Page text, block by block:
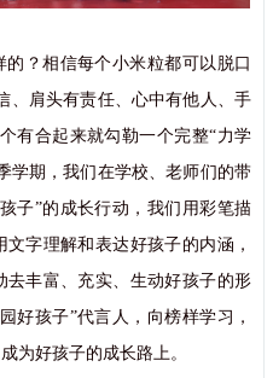
？相信每个小米粒都可以脱口
肩头有责任、心中有他人、手
有合起来就勾勒一个完整“力学
学期，我们在学校、老师们的带
子”的成长行动，我们用彩笔描
字理解和表达好孩子的内涵，
丰富、充实、生动好孩子的形
好孩子”代言人，向榜样学习，
为好孩子的成长路上。